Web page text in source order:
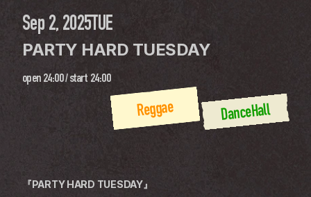
Sep 2, 2025TUE
PARTY HARD TUESDAY
open 24:00 / start 24:00
DanceHall
Reggae
『PARTY HARD TUESDAY』